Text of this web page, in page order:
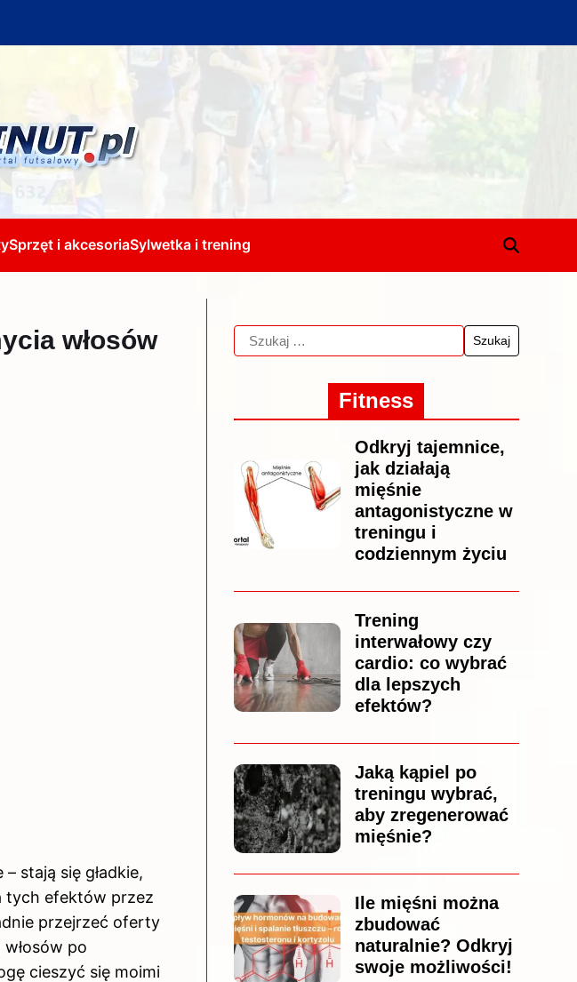
Sprzęt i akcesoriaSylwetka i trening
włosów
stają się gładkie,
tych efektów przez
przejrzeć oferty
po
cieszyć się moimi
Fitness
Odkryj tajemnice,
jak działają
mięśnie
antagonistyczne w
treningu i
codziennym życiu
Trening
interwałowy czy
cardio: co wybrać
dla lepszych
efektów?
Jaką kąpiel po
treningu wybrać,
aby zregenerować
mięśnie?
Ile mięśni można
zbudować
naturalnie? Odkryj
swoje możliwości!